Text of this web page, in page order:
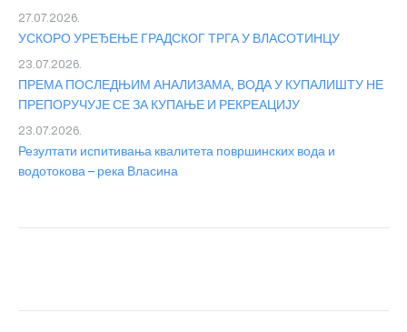
УСКОРО УРЕЂЕЊЕ ГРАДСКОГ ТРГА У ВЛАСОТИНЦУ
27.07.2026.
ПРЕМА ПОСЛЕДЊИМ АНАЛИЗАМА, ВОДА У КУПАЛИШТУ НЕ
ПРЕПОРУЧУЈЕ СЕ ЗА КУПАЊЕ И РЕКРЕАЦИЈУ
23.07.2026.
Резултати испитивања квалитета површинских вода и
водотокова – река Власина
23.07.2026.